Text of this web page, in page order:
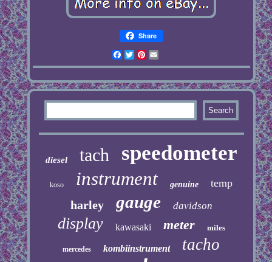
Share
Facebook
TwitterPinterest
diesel tach speedometer
koso instrument genuine temp
harley gauge davidson
display kawasaki meter miles
mercedes kombiinstrument tacho